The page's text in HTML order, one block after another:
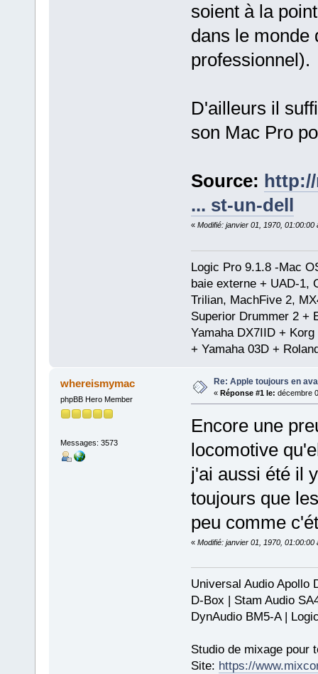
soient à la
dans le monde
professionnel).
D'ailleurs il
son Mac Pro
Source: http://
... st-un-dell
« Modifié: janvier 01, 1970, 01:00:00
Logic Pro 9.1.8 -Mac
baie externe + UAD-1,
Trilian, MachFive 2,
Superior Drummer 2 +
Yamaha DX7IID +
+ Yamaha 03D +
whereismymac
phpBB Hero Member
Messages: 3573
Re: Apple toujours en
« Réponse #1 le: décembre
Encore une
locomotive
j'ai aussi été il
toujours que
peu comme
« Modifié: janvier 01, 1970, 01:00:00
Universal Audio Apollo
D-Box | Stam Audio
DynAudio BM5-A |
Studio de mixage pour
Site: https://